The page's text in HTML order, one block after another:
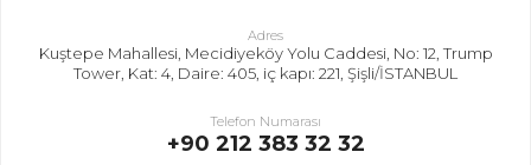
Adres
Kuştepe Mahallesi, Mecidiyeköy Yolu Caddesi, No: 12, Trump
Tower, Kat: 4, Daire: 405, iç kapı: 221, Şişli/İSTANBUL
Telefon Numarası
+90 212 383 32 32